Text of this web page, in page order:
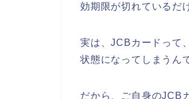
効期限が切れているだ
実は、JCBカードって
状態になってしまうん
だから、ご自身のJCB